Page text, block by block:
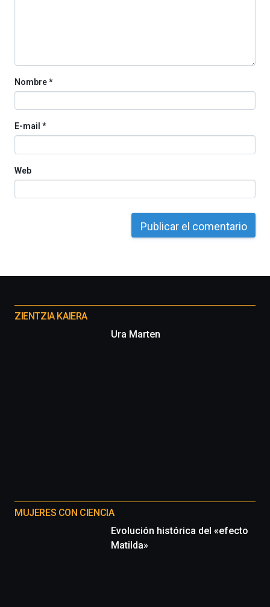
Nombre*
E-mail *
Web
proyectos
ZIENTZIA KAIERA
Ura Marten
MUJERES CON CIENCIA
Evolución histórica del «efecto
Matilda»